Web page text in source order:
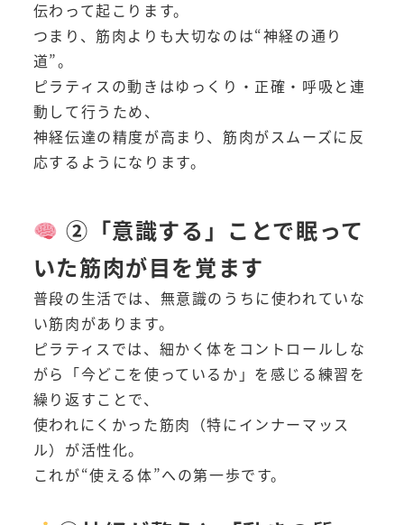
伝わって起こります。
つまり、筋肉よりも大切なのは“神経の通り
道”。
ピラティスの動きはゆっくり・正確・呼吸と連
動して行うため、
神経伝達の精度が高まり、筋肉がスムーズに反
応するようになります。
②「意識する」ことで眠って
いた筋肉が目を覚ます
普段の生活では、無意識のうちに使われていな
い筋肉があります。
ピラティスでは、細かく体をコントロールしな
がら「今どこを使っているか」を感じる練習を
繰り返すことで、
使われにくかった筋肉（特にインナーマッス
ル）が活性化。
これが“使える体”への第一歩です。